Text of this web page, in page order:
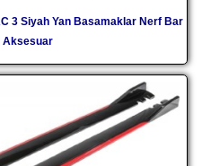
3 Siyah Yan Basamaklar Nerf Bar
Aksesuar